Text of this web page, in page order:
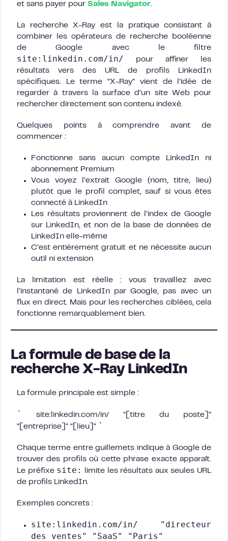
et sans payer pour Sales Navigator.
La recherche X-Ray est la pratique consistant à
combiner les opérateurs de recherche booléenne
de Google avec le filtre
site:linkedin.com/in/ pour affiner les
résultats vers des URL de profils LinkedIn
spécifiques. Le terme “X-Ray” vient de l’idée de
regarder à travers la surface d’un site Web pour
rechercher directement son contenu indexé.
Quelques points à comprendre avant de
commencer :
Fonctionne sans aucun compte LinkedIn ni
abonnement Premium
Vous voyez l’extrait Google (nom, titre, lieu)
plutôt que le profil complet, sauf si vous êtes
connecté à LinkedIn
Les résultats proviennent de l’index de Google
sur LinkedIn, et non de la base de données de
LinkedIn elle-même
C’est entièrement gratuit et ne nécessite aucun
outil ni extension
La limitation est réelle : vous travaillez avec
l’instantané de LinkedIn par Google, pas avec un
flux en direct. Mais pour les recherches ciblées, cela
fonctionne remarquablement bien.
La formule de base de la
recherche X-Ray LinkedIn
La formule principale est simple :
`
site:linkedin.com/in/ “[titre du poste]”
“[entreprise]” “[lieu]” `
Chaque terme entre guillemets indique à Google de
trouver des profils où cette phrase exacte apparaît.
Le préfixe site:
limite les résultats aux seules URL
de profils LinkedIn.
Exemples concrets :
site:linkedin.com/in/ "directeur
des ventes" "SaaS" "Paris"